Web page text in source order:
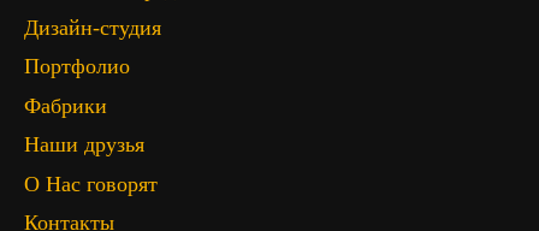
Дизайн-студия
Портфолио
Фабрики
Наши друзья
О Нас говорят
Контакты